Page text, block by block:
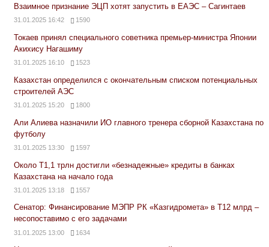
Взаимное признание ЭЦП хотят запустить в ЕАЭС – Сагинтаев
31.01.2025 16:42 1590
Токаев принял специального советника премьер-министра Японии
Акихису Нагашиму
31.01.2025 16:10 1523
Казахстан определился с окончательным списком потенциальных
строителей АЭС
31.01.2025 15:20 1800
Али Алиева назначили ИО главного тренера сборной Казахстана по
футболу
31.01.2025 13:30 1597
Около Т1,1 трлн достигли «безнадежные» кредиты в банках
Казахстана на начало года
31.01.2025 13:18 1557
Сенатор: Финансирование МЭПР РК «Казгидромета» в Т12 млрд –
несопоставимо с его задачами
31.01.2025 13:00 1634